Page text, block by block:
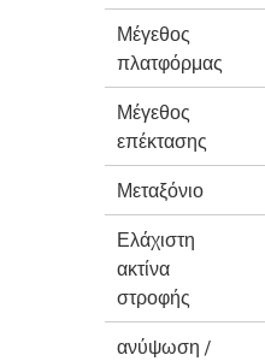
Μέγεθος
πλατφόρμας
Μέγεθος
επέκτασης
Μεταξόνιο
Ελάχιστη
ακτίνα
στροφής
ανύψωση /